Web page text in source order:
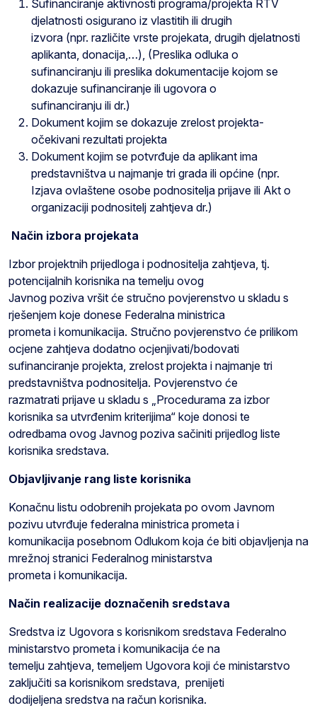
Sufinanciranje aktivnosti programa/projekta RTV
djelatnosti osigurano iz vlastitih ili drugih
izvora (npr. različite vrste projekata, drugih djelatnosti
aplikanta, donacija,…), (Preslika odluka o
sufinanciranju ili preslika dokumentacije kojom se
dokazuje sufinanciranje ili ugovora o
sufinanciranju ili dr.)
Dokument kojim se dokazuje zrelost projekta-
očekivani rezultati projekta
Dokument kojim se potvrđuje da aplikant ima
predstavništva u najmanje tri grada ili općine (npr.
Izjava ovlaštene osobe podnositelja prijave ili Akt o
organizaciji podnositelj zahtjeva dr.)
Način izbora projekata
Izbor projektnih prijedloga i podnositelja zahtjeva, tj.
potencijalnih korisnika na temelju ovog
Javnog poziva vršit će stručno povjerenstvo u skladu s
rješenjem koje donese Federalna ministrica
prometa i komunikacija. Stručno povjerenstvo će prilikom
ocjene zahtjeva dodatno ocjenjivati/bodovati
sufinanciranje projekta, zrelost projekta i najmanje tri
predstavništva podnositelja. Povjerenstvo će
razmatrati prijave u skladu s „Procedurama za izbor
korisnika sa utvrđenim kriterijima“ koje donosi te
odredbama ovog Javnog poziva sačiniti prijedlog liste
korisnika sredstava.
Objavljivanje rang liste korisnika
Konačnu listu odobrenih projekata po ovom Javnom
pozivu utvrđuje federalna ministrica prometa i
komunikacija posebnom Odlukom koja će biti objavljenja na
mrežnoj stranici Federalnog ministarstva
prometa i komunikacija.
Način realizacije doznačenih sredstava
Sredstva iz Ugovora s korisnikom sredstava Federalno
ministarstvo prometa i komunikacija će na
temelju zahtjeva, temeljem Ugovora koji će ministarstvo
zaključiti sa korisnikom sredstava, prenijeti
dodijeljena sredstva na račun korisnika.